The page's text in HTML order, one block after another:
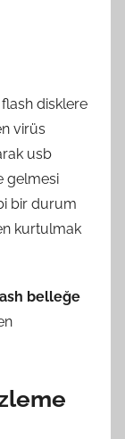
flash disklere
virüs
usb
gelmesi
bir durum
kurtulmak
belleğe